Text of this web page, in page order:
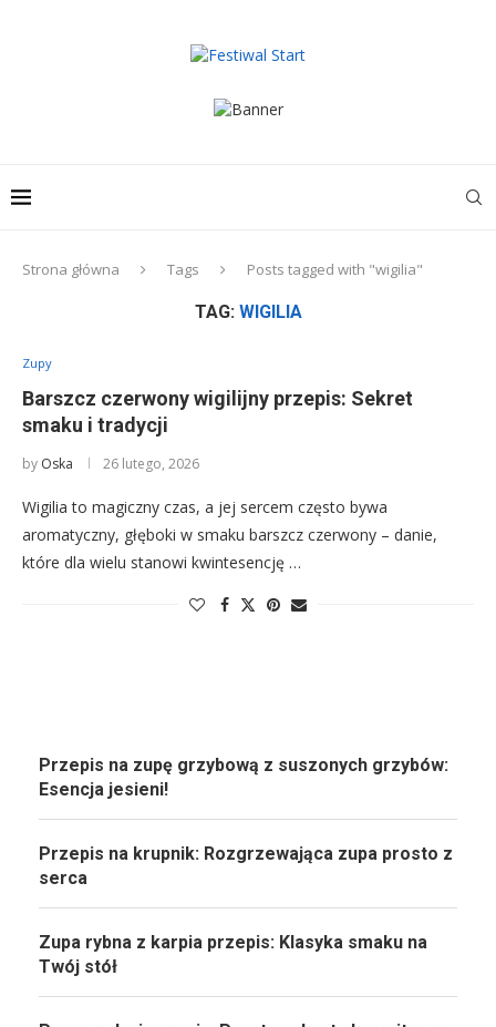
Strona główna Tags Posts tagged with "wigilia"
TAG: WIGILIA
Zupy
Barszcz czerwony wigilijny przepis: Sekret
smaku i tradycji
by Oska 26 lutego, 2026
Wigilia to magiczny czas, a jej sercem często bywa
aromatyczny, głęboki w smaku barszcz czerwony – danie,
które dla wielu stanowi kwintesencję …
Przepis na zupę grzybową z suszonych grzybów:
Esencja jesieni!
Przepis na krupnik: Rozgrzewająca zupa prosto z
serca
Zupa rybna z karpia przepis: Klasyka smaku na
Twój stół